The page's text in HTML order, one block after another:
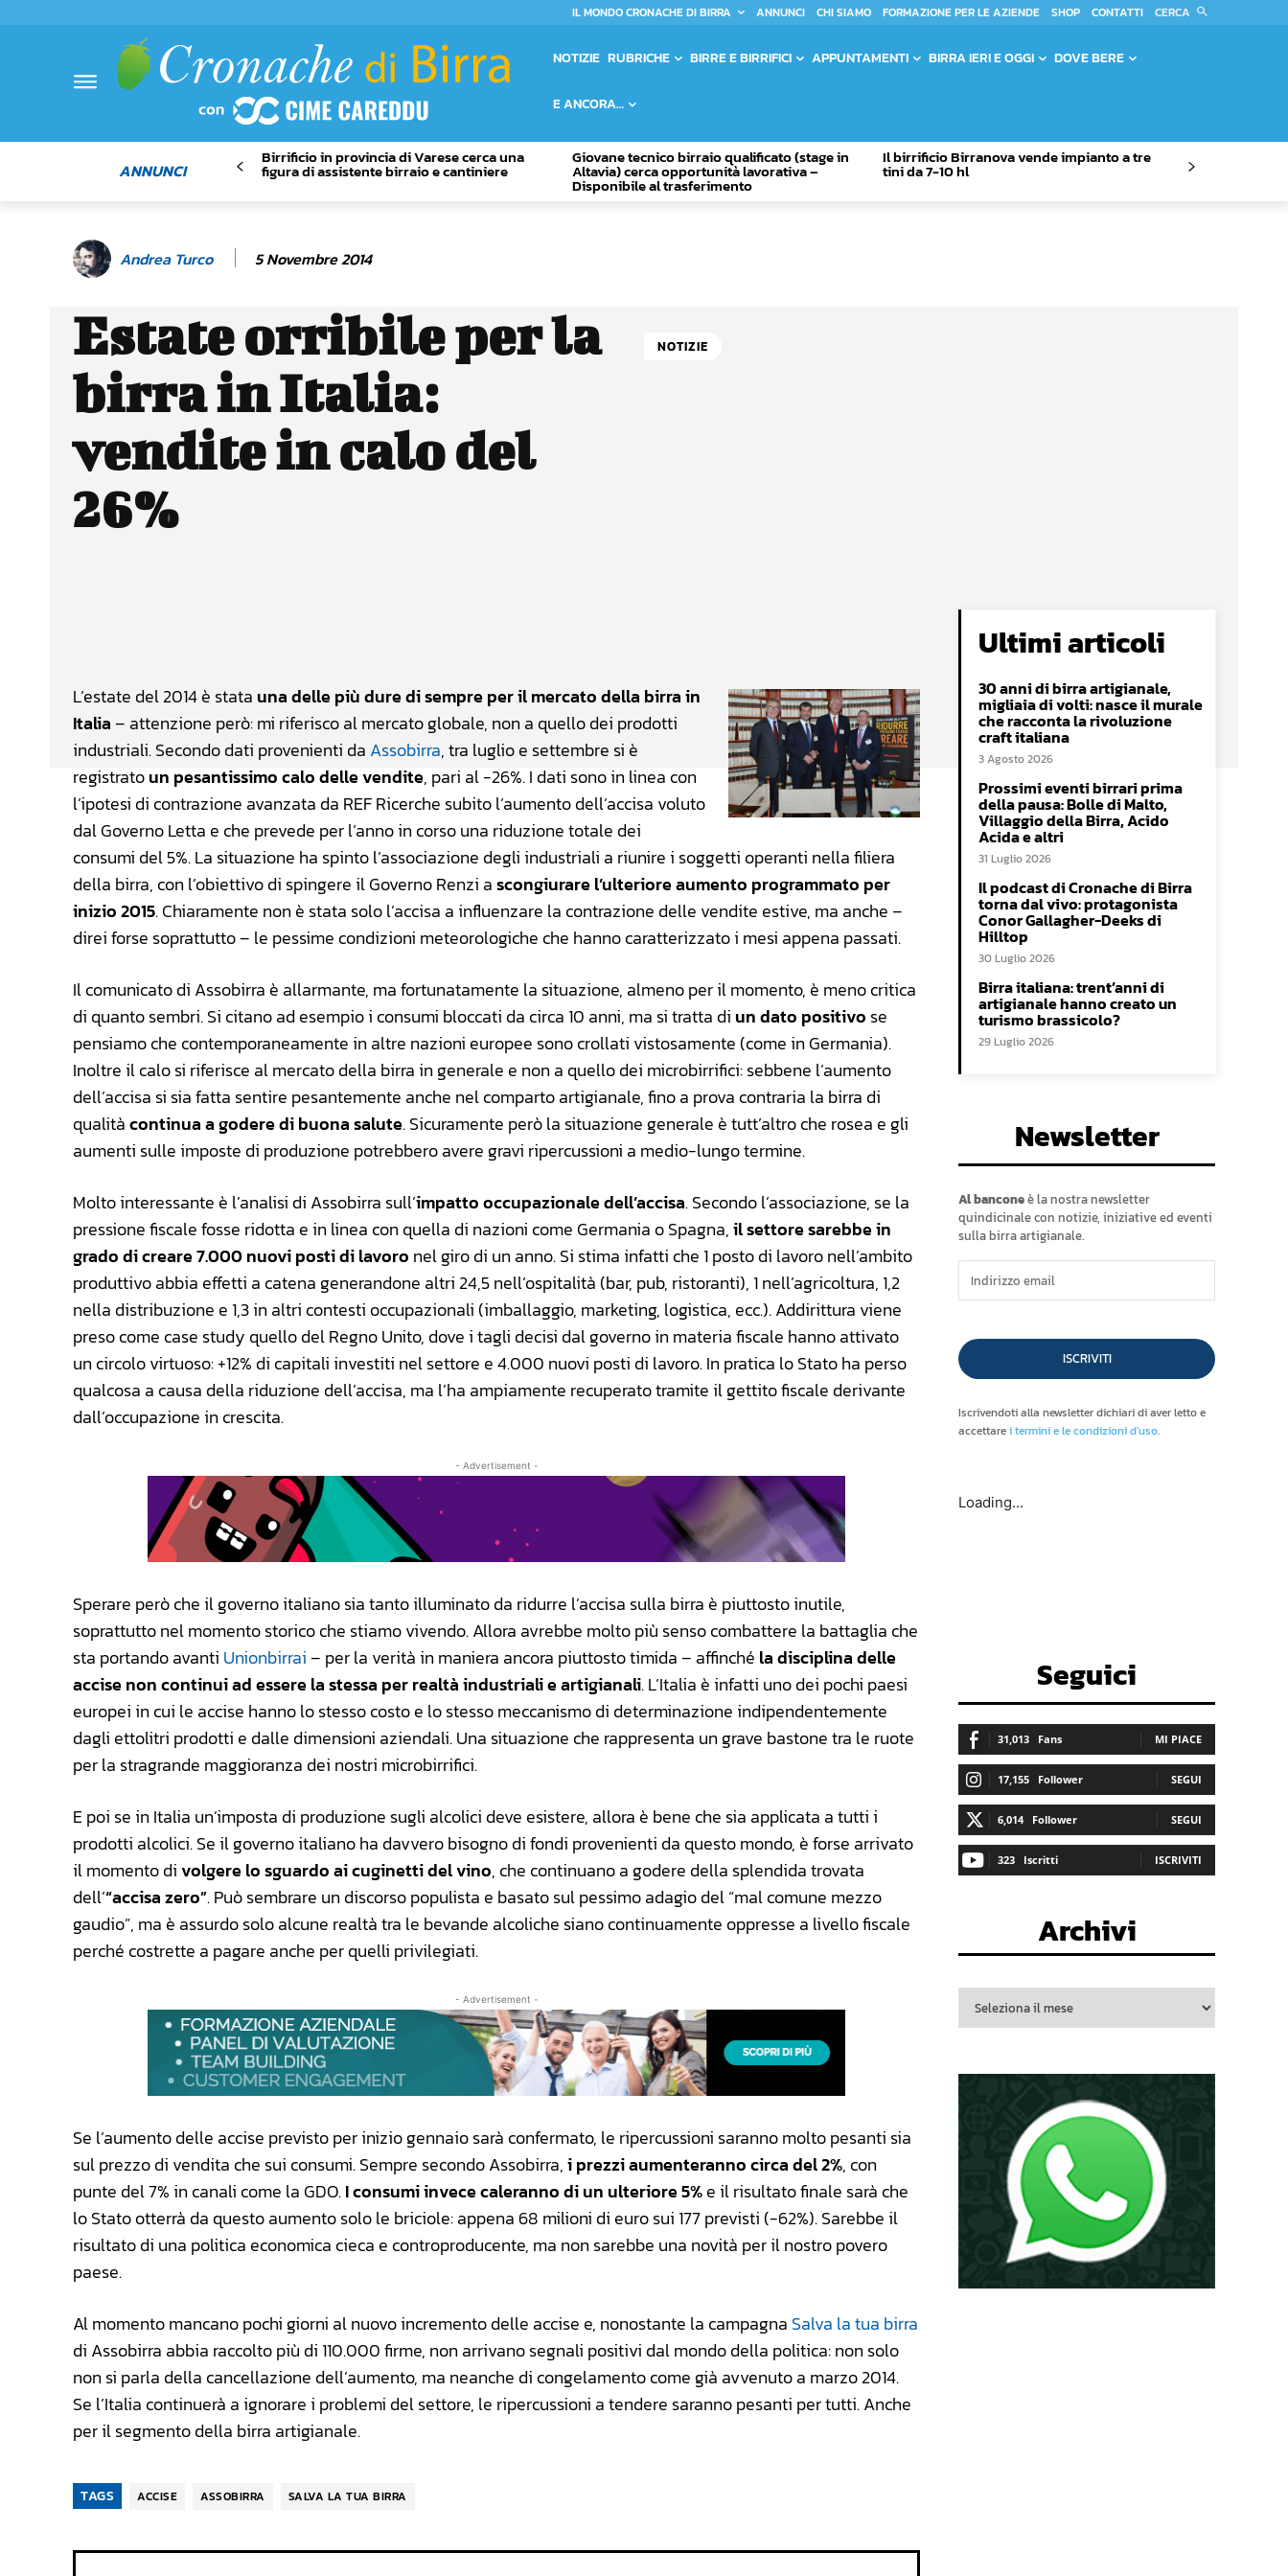
IL MONDO CRONACHE DI BIRRA ANNUNCI CHI SIAMO FORMAZIONE PER LE AZIENDE SHOP CONTATTI CERCA
NOTIZIE RUBRICHE BIRRE E BIRRIFICI APPUNTAMENTI BIRRA IERI E OGGI DOVE BERE
E ANCORA…
ANNUNCI
Birrificio in provincia di Varese cerca una
figura di assistente birraio e cantiniere
Giovane tecnico birraio qualificato (stage in
Altavia) cerca opportunità lavorativa –
Disponibile al trasferimento
Il birrificio Birranova vende impianto a tre
tini da 7-10 hl
Andrea Turco 5 Novembre 2014
Estate orribile per la
birra in Italia:
vendite in calo del
26%
NOTIZIE
L’estate del 2014 è stata una delle più dure di sempre per il mercato della birra in
Italia – attenzione però: mi riferisco al mercato globale, non a quello dei prodotti
industriali. Secondo dati provenienti da Assobirra, tra luglio e settembre si è
registratoun pesantissimo calo delle vendite, pari al -26%. I dati sono in linea con
l’ipotesi di contrazione avanzata da REF Ricerche subito l’aumento dell’accisa voluto
dal Governo Letta e che prevede per l’anno in corso una riduzione totale dei
consumi del 5%. La situazione ha spinto l’associazione degli industriali a riunire i soggetti operanti nella filiera
della birra, con l’obiettivo di spingere il Governo Renzi ascongiurare l’ulteriore aumento programmato per
inizio 2015. Chiaramente non è stata solo l’accisa a influenzare la contrazione delle vendite estive, ma anche –
direi forse soprattutto – le pessime condizioni meteorologiche che hanno caratterizzato i mesi appena passati.
Il comunicato di Assobirra è allarmante, ma fortunatamente la situazione, almeno per il momento, è meno critica
di quanto sembri. Si citano ad esempio i consumi bloccati da circa 10 anni, ma si tratta di un dato positivo se
pensiamo che contemporaneamente in altre nazioni europee sono crollati vistosamente (come in Germania).
Inoltre il calo si riferisce al mercato della birra in generale e non a quello dei microbirrifici: sebbene l’aumento
dell’accisa si sia fatta sentire pesantemente anche nel comparto artigianale, fino a prova contraria la birra di
qualitàcontinua a godere di buona salute. Sicuramente però la situazione generale è tutt’altro che rosea e gli
aumenti sulle imposte di produzione potrebbero avere gravi ripercussioni a medio-lungo termine.
Molto interessante è l’analisi di Assobirra sull’impatto occupazionale dell’accisa. Secondo l’associazione, se la
pressione fiscale fosse ridotta e in linea con quella di nazioni come Germania o Spagna,il settore sarebbe in
grado di creare 7.000 nuovi posti di lavoro nel giro di un anno. Si stima infatti che 1 posto di lavoro nell’ambito
produttivo abbia effetti a catena generandone altri 24,5 nell’ospitalità (bar, pub, ristoranti), 1 nell’agricoltura, 1,2
nella distribuzione e 1,3 in altri contesti occupazionali (imballaggio, marketing, logistica, ecc.). Addirittura viene
preso come case study quello del Regno Unito, dove i tagli decisi dal governo in materia fiscale hanno attivato
un circolo virtuoso: +12% di capitali investiti nel settore e 4.000 nuovi posti di lavoro. In pratica lo Stato ha perso
qualcosa a causa della riduzione dell’accisa, ma l’ha ampiamente recuperato tramite il gettito fiscale derivante
dall’occupazione in crescita.
- Advertisement -
Sperare però che il governo italiano sia tanto illuminato da ridurre l’accisa sulla birra è piuttosto inutile,
soprattutto nel momento storico che stiamo vivendo. Allora avrebbe molto più senso combattere la battaglia che
sta portando avanti Unionbirrai– per la verità in maniera ancora piuttosto timida – affinché la disciplina delle
accise non continui ad essere la stessa per realtà industriali e artigianali. L’Italia è infatti uno dei pochi paesi
europei in cui le accise hanno lo stesso costo e lo stesso meccanismo di determinazione indipendentemente
dagli ettolitri prodotti e dalle dimensioni aziendali. Una situazione che rappresenta un grave bastone tra le ruote
per la stragrande maggioranza dei nostri microbirrifici.
E poi se in Italia un’imposta di produzione sugli alcolici deve esistere, allora è bene che sia applicata a tutti i
prodotti alcolici. Se il governo italiano ha davvero bisogno di fondi provenienti da questo mondo, è forse arrivato
il momento divolgere lo sguardo ai cuginetti del vino, che continuano a godere della splendida trovata
dell’“accisa zero”. Può sembrare un discorso populista e basato sul pessimo adagio del “mal comune mezzo
gaudio”, ma è assurdo solo alcune realtà tra le bevande alcoliche siano continuamente oppresse a livello fiscale
perché costrette a pagare anche per quelli privilegiati.
- Advertisement -
Se l’aumento delle accise previsto per inizio gennaio sarà confermato, le ripercussioni saranno molto pesanti sia
sul prezzo di vendita che sui consumi. Sempre secondo Assobirra,i prezzi aumenteranno circa del 2%, con
punte del 7% in canali come la GDO.I consumi invece caleranno di un ulteriore 5%e il risultato finale sarà che
lo Stato otterrà da questo aumento solo le briciole: appena 68 milioni di euro sui 177 previsti (-62%). Sarebbe il
risultato di una politica economica cieca e controproducente, ma non sarebbe una novità per il nostro povero
paese.
Al momento mancano pochi giorni al nuovo incremento delle accise e, nonostante la campagna Salva la tua birra
di Assobirra abbia raccolto più di 110.000 firme, non arrivano segnali positivi dal mondo della politica: non solo
non si parla della cancellazione dell’aumento, ma neanche di congelamento come già avvenuto a marzo 2014.
Se l’Italia continuerà a ignorare i problemi del settore, le ripercussioni a tendere saranno pesanti per tutti. Anche
per il segmento della birra artigianale.
TAGS ACCISE ASSOBIRRA SALVA LA TUA BIRRA
Ultimi articoli
30 anni di birra artigianale,
migliaia di volti: nasce il murale
che racconta la rivoluzione
craft italiana
3 Agosto 2026
Prossimi eventi birrari prima
della pausa: Bolle di Malto,
Villaggio della Birra, Acido
Acida e altri
31 Luglio 2026
Il podcast di Cronache di Birra
torna dal vivo: protagonista
Conor Gallagher-Deeks di
Hilltop
30 Luglio 2026
Birra italiana: trent’anni di
artigianale hanno creato un
turismo brassicolo?
29 Luglio 2026
Newsletter
Al banconeè la nostra newsletter
quindicinale con notizie, iniziative ed eventi
sulla birra artigianale.
ISCRIVITI
Iscrivendoti alla newsletter dichiari di aver letto e
accettarei termini e le condizioni d'uso.
Loading...
Seguici
31,013 Fans MI PIACE
17,155 Follower SEGUI
6,014 Follower SEGUI
323 Iscritti ISCRIVITI
Archivi